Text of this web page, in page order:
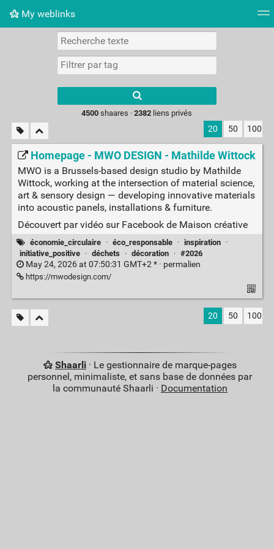
My weblinks
Nuage de tags Mur d'images
results.
4500 shaares ·2382 liens privés
20 50 100
Homepage - MWO DESIGN - Mathilde Wittock
MWO is a Brussels-based design studio by Mathilde
Wittock, working at the intersection of material science,
art & sensory design — developing innovative materials
into acoustic panels, installations & furniture.
Découvert par vidéo sur Facebook de Maison créative
économie_circulaire · éco_responsable · inspiration ·
initiative_positive
· déchets · décoration · #2026
May 24, 2026 at 07:50:31 GMT+2 * · permalien
https://mwodesign.com/
20 50 100
Shaarli· Le gestionnaire de marque-pages
personnel, minimaliste, et sans base de données par
la communauté Shaarli · Documentation